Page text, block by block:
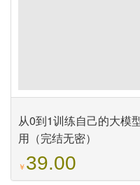
从0到1训练自己的大模
用（完结无密）
￥39.00